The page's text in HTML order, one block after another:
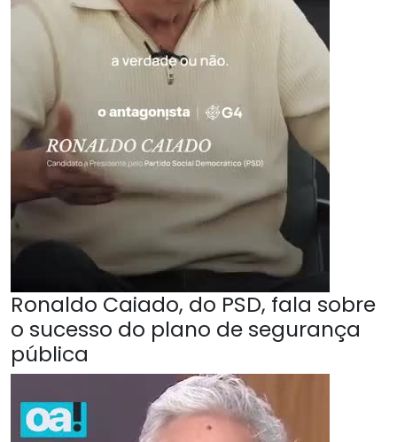
Ronaldo Caiado, do PSD, fala sobre
o sucesso do plano de segurança
pública